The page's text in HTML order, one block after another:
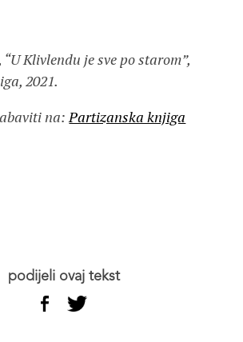
Klivlendu je sve po starom”,
2021.
na:Partizanska knjiga
podijeli ovaj tekst